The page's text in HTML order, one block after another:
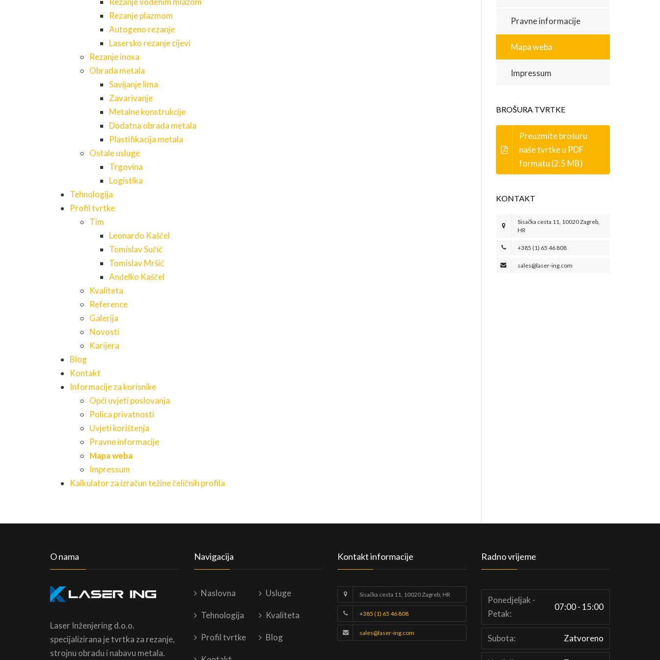
Rezanje plazmom
Autogeno rezanje
Lasersko rezanje cijevi
Rezanje inoxa
Obrada metala
Savijanje lima
Zavarivanje
Metalne konstrukcije
Dodatna obrada metala
Plastifikacija metala
Ostale usluge
Trgovina
Logistika
Tehnologija
Profil tvrtke
Tim
Leonardo Kaščel
Tomislav Sučić
Tomislav Mršić
Anđelko Kaščel
Kvaliteta
Reference
Galerija
Novosti
Karijera
Blog
Kontakt
Informacije za korisnike
Opći uvjeti poslovanja
Polica privatnosti
Uvjeti korištenja
Pravne informacije
Mapa weba
Impressum
Kalkulator za izračun težine čeličnih profila
Pravne informacije
Mapa weba
Impressum
BROŠURA TVRTKE
Preuzmite brošuru
naše tvrtke u PDF
formatu (2.5 MB)
KONTAKT
Sisačka cesta 11, 10020 Zagreb,
HR
+385 (1) 65 46 808
sales@laser-ing.com
O nama
Laser Inženjering d.o.o.
specijalizirana je tvrtka za rezanje,
strojnu obradu i nabavu metala.
Navigacija
Naslovna Usluge
Tehnologija Kvaliteta
Profil tvrtke Blog
Kontakt informacije
Sisačka cesta 11, 10020 Zagreb, HR
+385 (1) 65 46 808
sales@laser-ing.com
Radno vrijeme
Ponedjeljak -
Petak:
07:00 - 15:00
Subota: Zatvoreno